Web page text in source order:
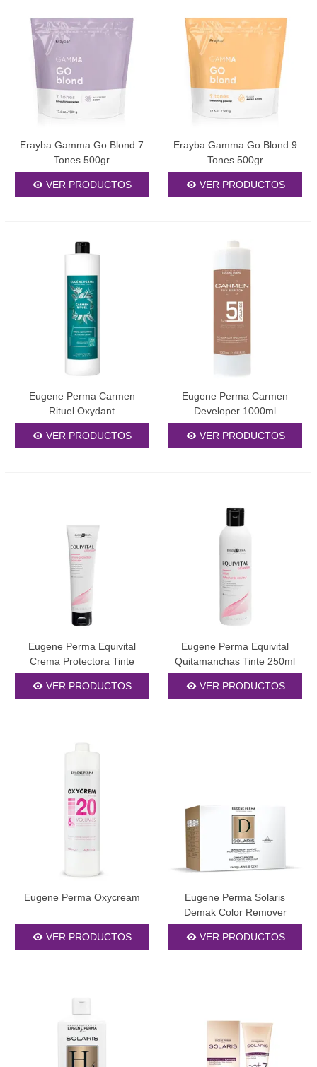
Erayba Gamma Go Blond 7
Tones 500gr
VER PRODUCTOS
Erayba Gamma Go Blond 9
Tones 500gr
VER PRODUCTOS
Eugene Perma Carmen
Rituel Oxydant
VER PRODUCTOS
Eugene Perma Carmen
Developer 1000ml
VER PRODUCTOS
Eugene Perma Equivital
Crema Protectora Tinte
100ml
VER PRODUCTOS
Eugene Perma Equivital
Quitamanchas Tinte 250ml
VER PRODUCTOS
Eugene Perma Oxycream
VER PRODUCTOS
Eugene Perma Solaris
Demak Color Remover
12x25gr
VER PRODUCTOS